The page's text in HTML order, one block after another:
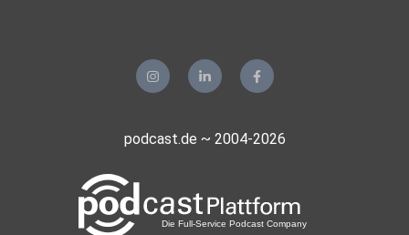
podcast.de ~ 2004-2026